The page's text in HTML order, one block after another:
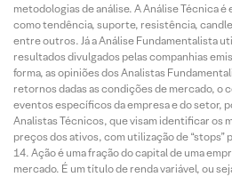
metodologias de análise. A Análise Técnica
como tendência, suporte, resistência,
entre outros. Já a Análise Fundamentalista
resultados divulgados pelas companhias
forma, as opiniões dos Analistas
retornos dadas as condições de mercado, o
eventos específicos da empresa e do setor,
Analistas Técnicos, que visam identificar os
preços dos ativos, com utilização de “stops”
Ação é uma fração do capital de uma
mercado. É um título de renda variável, ou